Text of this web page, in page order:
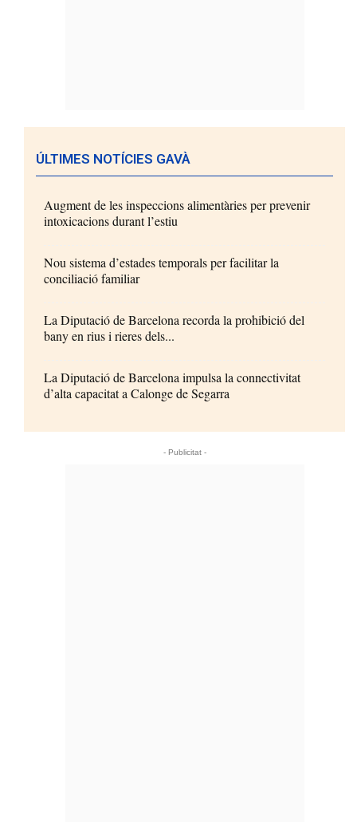
ÚLTIMES NOTÍCIES GAVÀ
Augment de les inspeccions alimentàries per prevenir
intoxicacions durant l’estiu
Nou sistema d’estades temporals per facilitar la
conciliació familiar
La Diputació de Barcelona recorda la prohibició del
bany en rius i rieres dels...
La Diputació de Barcelona impulsa la connectivitat
d’alta capacitat a Calonge de Segarra
- Publicitat -